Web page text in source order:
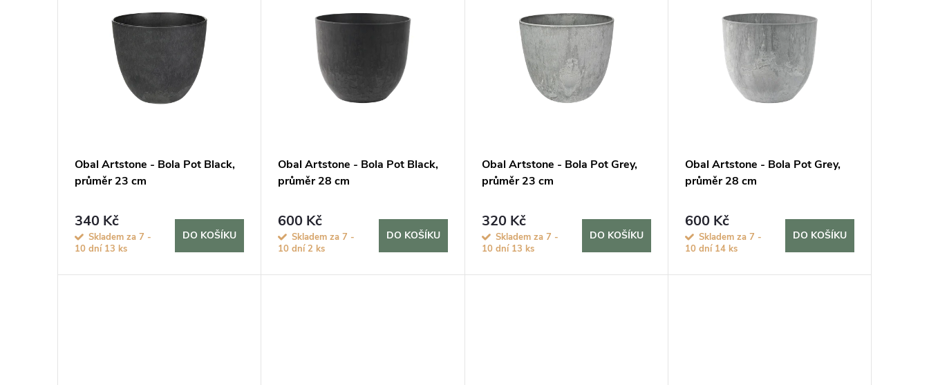
d
Obal Artstone - Bola Pot Black,
průměr 23 cm
340 Kč
Skladem za 7 -
10 dní 13 ks
DO KOŠÍKU
Obal Artstone - Bola Pot Black,
průměr 28 cm
600 Kč
Skladem za 7 -
10 dní 2 ks
DO KOŠÍKU
Obal Artstone - Bola Pot Grey,
průměr 23 cm
320 Kč
Skladem za 7 -
10 dní 13 ks
DO KOŠÍKU
Obal Artstone - Bola Pot Grey,
průměr 28 cm
600 Kč
Skladem za 7 -
10 dní 14 ks
DO KOŠÍKU